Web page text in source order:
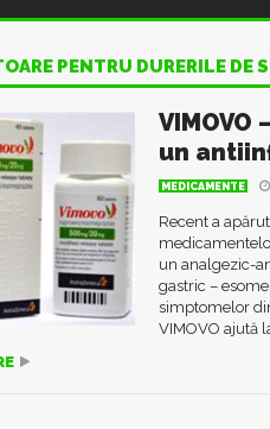
PENTRU DURERILE DE
un
MEDICAMENTE
Recent a
un analgezic-
gastric –
simptomelor
VIMOVO ajută